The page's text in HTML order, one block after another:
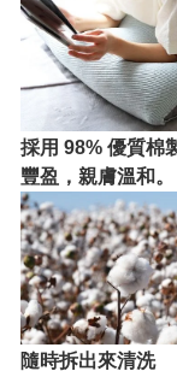
採用 98% 優質棉
豐盈，親膚溫和。
隨時拆出來清洗